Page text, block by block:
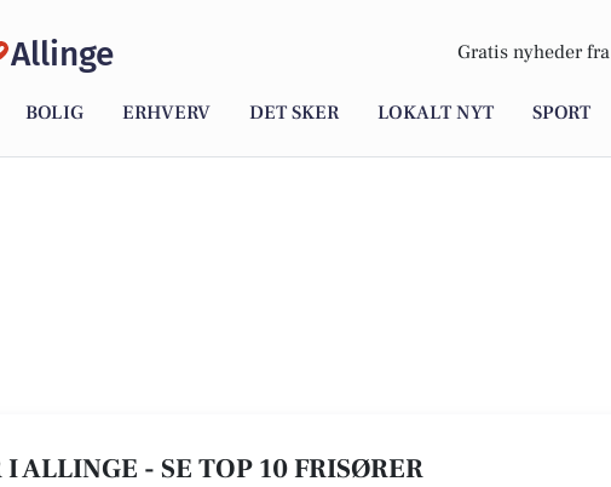
Allinge Gratis nyheder fra
BOLIG ERHVERV DET SKER LOKALT NYT SPORT
ALLINGE - SE TOP 10 FRISØRER